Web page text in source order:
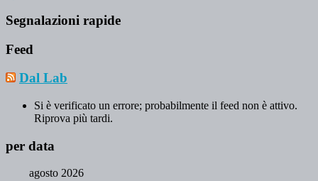
Segnalazioni rapide
Feed
Dal Lab
Si è verificato un errore; probabilmente il feed non è attivo.
Riprova più tardi.
per data
agosto 2026